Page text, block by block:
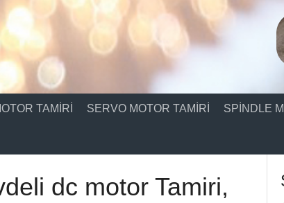
TAMIRI SERVO MOTOR TAMIRI SPINDLE
dc motor Tamiri,